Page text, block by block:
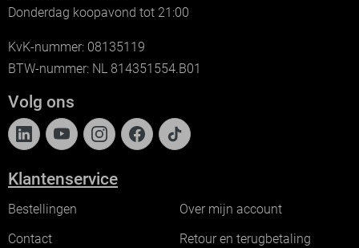
Donderdag koopavond tot 21:00
KvK-nummer: 08135119
BTW-nummer: NL 814351554.B01
Volg ons
Klantenservice
Bestellingen
Over mijn account
Contact
Retour en terugbetaling